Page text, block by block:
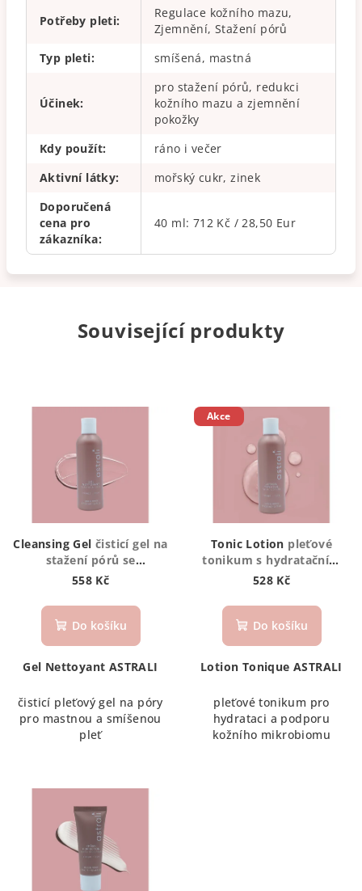
Potřeby pleti:
Regulace kožního mazu,
Zjemnění, Stažení pórů
Typ pleti: smíšená, mastná
Účinek:
pro stažení pórů, redukci
kožního mazu a zjemnění
pokožky
Kdy použít:
ráno i večer
Aktivní látky:
mořský cukr, zinek
Doporučená
cena pro
zákazníka:
40 ml: 712 Kč / 28,50 Eur
Související produkty
Cleansing Gel čisticí gel na
stažení pórů se
zmatňujícím účinkem pro
558 Kč
Do košíku
Gel Nettoyant ASTRALI
čisticí pleťový gel na póry
pro mastnou a smíšenou
pleť
Akce
Tonic Lotion pleťové
tonikum s hydratačním
účinkem pro péči
mikrobiomu a pH
pokožky
528 Kč
Do košíku
Lotion Tonique ASTRALI
pleťové tonikum pro
hydrataci a podporu
kožního mikrobiomu